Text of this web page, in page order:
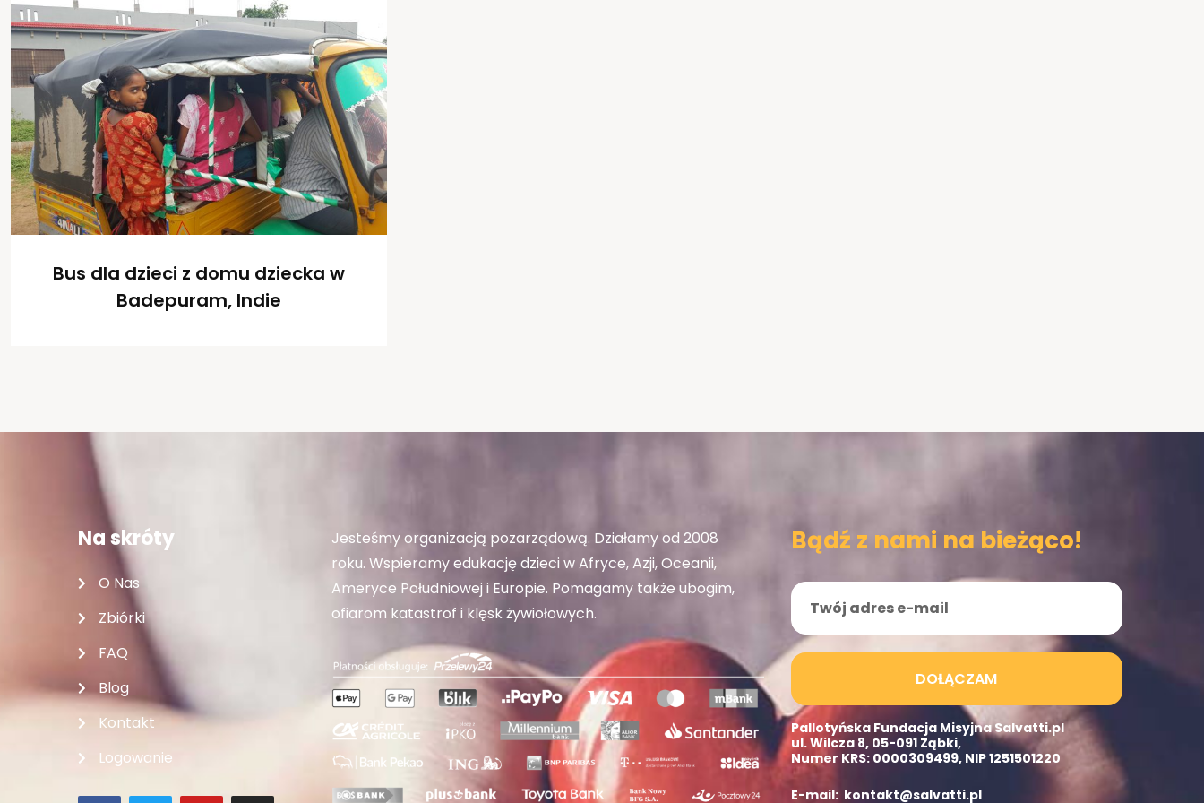
Bus dla dzieci z domu dziecka w
Badepuram, Indie
Na skróty
O Nas
Zbiórki
FAQ
Blog
Kontakt
Logowanie
Jesteśmy organizacją pozarządową. Działamy od 2008
roku. Wspieramy edukację dzieci w Afryce, Azji, Oceanii,
Ameryce Południowej i Europie. Pomagamy także ubogim,
ofiarom katastrof i klęsk żywiołowych.
Bądź z nami na bieżąco!
DOŁĄCZAM
Pallotyńska Fundacja Misyjna Salvatti.pl
ul. Wilcza 8, 05-091 Ząbki,
Numer KRS: 0000309499, NIP 1251501220
E-mail: kontakt@salvatti.pl